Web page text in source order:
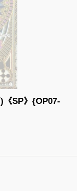
《SP》{OP07-